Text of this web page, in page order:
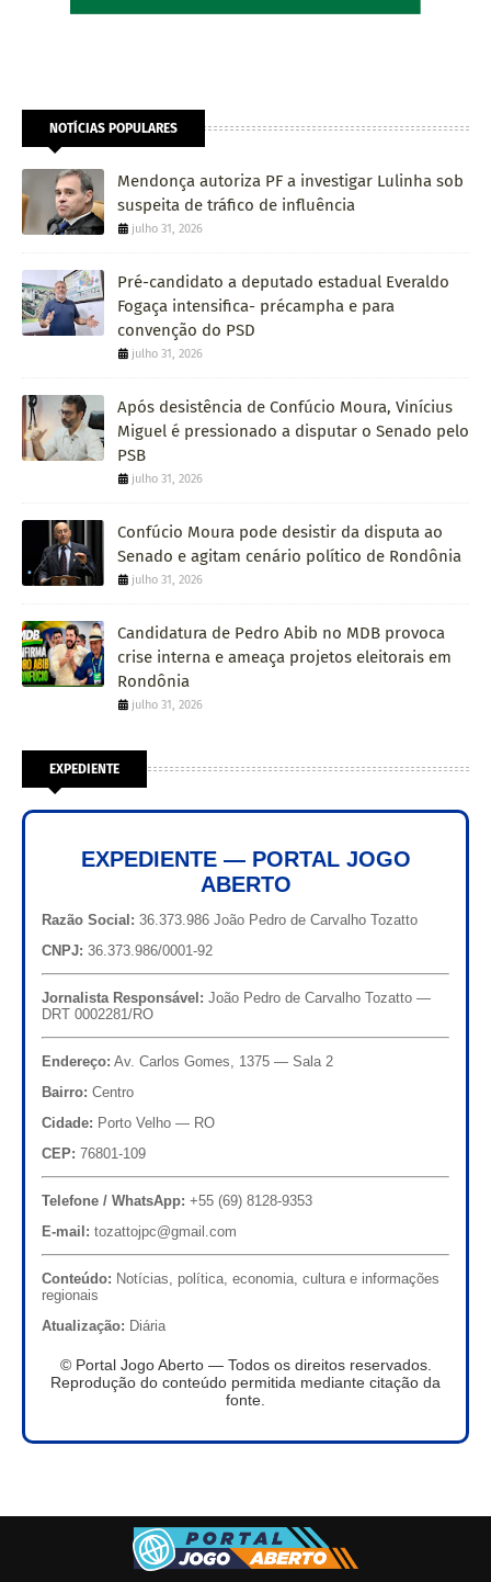
NOTÍCIAS POPULARES
Mendonça autoriza PF a investigar Lulinha sob
suspeita de tráfico de influência
julho 31, 2026
Pré-candidato a deputado estadual Everaldo
Fogaça intensifica- précampha e para
convenção do PSD
julho 31, 2026
Após desistência de Confúcio Moura, Vinícius
Miguel é pressionado a disputar o Senado pelo
PSB
julho 31, 2026
Confúcio Moura pode desistir da disputa ao
Senado e agitam cenário político de Rondônia
julho 31, 2026
Candidatura de Pedro Abib no MDB provoca
crise interna e ameaça projetos eleitorais em
Rondônia
julho 31, 2026
EXPEDIENTE
EXPEDIENTE — PORTAL JOGO
ABERTO
Razão Social: 36.373.986 João Pedro de Carvalho Tozatto
CNPJ: 36.373.986/0001-92
Jornalista Responsável: João Pedro de Carvalho Tozatto —
DRT 0002281/RO
Endereço: Av. Carlos Gomes, 1375 — Sala 2
Bairro: Centro
Cidade: Porto Velho — RO
CEP: 76801-109
Telefone / WhatsApp: +55 (69) 8128-9353
E-mail: tozattojpc@gmail.com
Conteúdo: Notícias, política, economia, cultura e informações
regionais
Atualização: Diária
© Portal Jogo Aberto — Todos os direitos reservados.
Reprodução do conteúdo permitida mediante citação da
fonte.